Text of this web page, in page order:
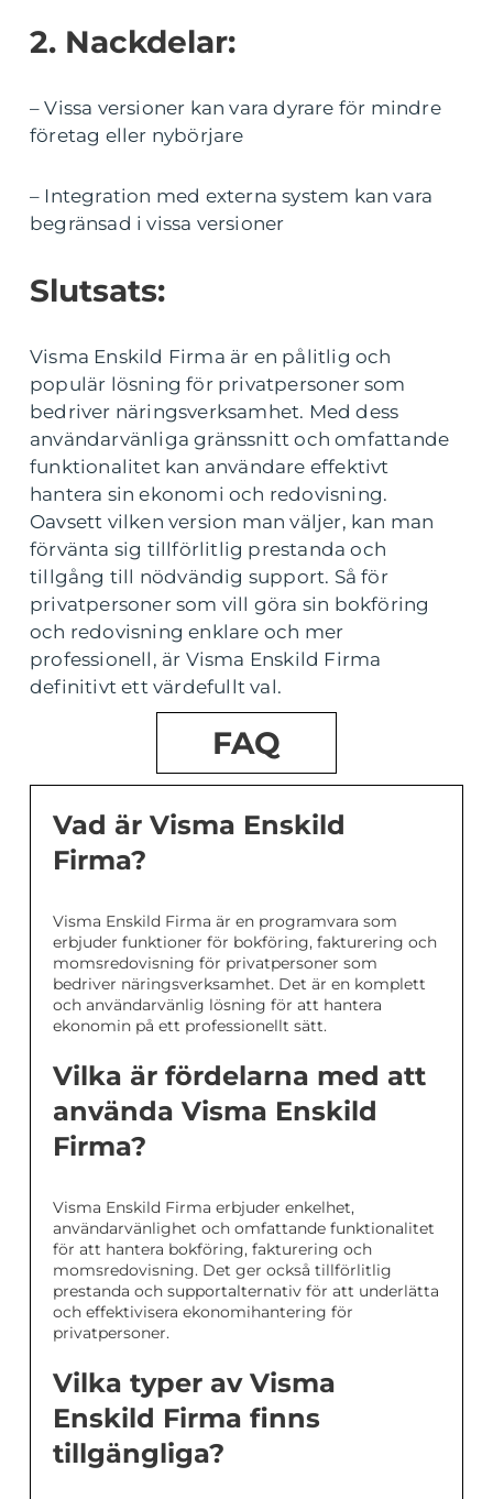
2. Nackdelar:
– Vissa versioner kan vara dyrare för mindre
företag eller nybörjare
– Integration med externa system kan vara
begränsad i vissa versioner
Slutsats:
Visma Enskild Firma är en pålitlig och
populär lösning för privatpersoner som
bedriver näringsverksamhet. Med dess
användarvänliga gränssnitt och omfattande
funktionalitet kan användare effektivt
hantera sin ekonomi och redovisning.
Oavsett vilken version man väljer, kan man
förvänta sig tillförlitlig prestanda och
tillgång till nödvändig support. Så för
privatpersoner som vill göra sin bokföring
och redovisning enklare och mer
professionell, är Visma Enskild Firma
definitivt ett värdefullt val.
FAQ
Vad är Visma Enskild
Firma?
Visma Enskild Firma är en programvara som
erbjuder funktioner för bokföring, fakturering och
momsredovisning för privatpersoner som
bedriver näringsverksamhet. Det är en komplett
och användarvänlig lösning för att hantera
ekonomin på ett professionellt sätt.
Vilka är fördelarna med att
använda Visma Enskild
Firma?
Visma Enskild Firma erbjuder enkelhet,
användarvänlighet och omfattande funktionalitet
för att hantera bokföring, fakturering och
momsredovisning. Det ger också tillförlitlig
prestanda och supportalternativ för att underlätta
och effektivisera ekonomihantering för
privatpersoner.
Vilka typer av Visma
Enskild Firma finns
tillgängliga?